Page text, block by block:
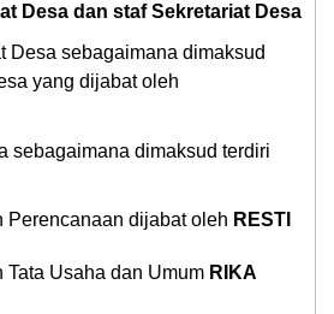
Desa dan staf Sekretariat Desa
Desa sebagaimana dimaksud
yang dijabat oleh
sebagaimana dimaksud terdiri
Perencanaan dijabat oleh RESTI
Tata Usaha dan Umum RIKA